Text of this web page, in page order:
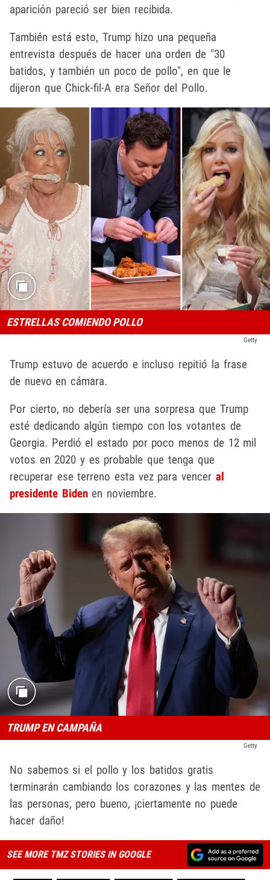
aparición pareció ser bien recibida.
También está esto, Trump hizo una pequeña
entrevista después de hacer una orden de "30
batidos, y también un poco de pollo", en que le
dijeron que Chick-fil-A era Señor del Pollo.
ESTRELLAS COMIENDO POLLO
Getty
Trump estuvo de acuerdo e incluso repitió la frase
de nuevo en cámara.
Por cierto, no debería ser una sorpresa que Trump
esté dedicando algún tiempo con los votantes de
Georgia. Perdió el estado por poco menos de 12 mil
votos en 2020 y es probable que tenga que
recuperar ese terreno esta vez para vencer al
presidente Bidenen noviembre.
TRUMP EN CAMPAÑA
Getty
No sabemos si el pollo y los batidos gratis
terminarán cambiando los corazones y las mentes de
las personas, pero bueno, ¡ciertamente no puede
hacer daño!
SEE MORE TMZ STORIES IN GOOGLE